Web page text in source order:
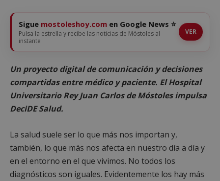
Sigue mostoleshoy.com en Google News ⭐
Pulsa la estrella y recibe las noticias de Móstoles al
instante
VER
Un proyecto digital de comunicación y decisiones
compartidas entre médico y paciente. El Hospital
Universitario Rey Juan Carlos de Móstoles impulsa
DeciDE Salud.
La salud suele ser lo que más nos importan y,
también, lo que más nos afecta en nuestro día a día y
en el entorno en el que vivimos. No todos los
diagnósticos son iguales. Evidentemente los hay más